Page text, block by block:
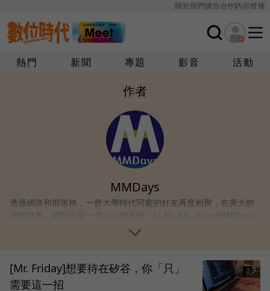
關於我們廣告合作內容授權
熱門 新聞 專題 影音 活動
作者
MMDays
透過網路和部落格，一群大學時代同窗的好友再度相聚，在廣大的
網路世界，開闢這樣一個小小的天地，以 Mr./Ms. Days(MMDays)
為名，希望每天都能夠跟大家分享我們的所見所聞。
[Mr. Friday]想要待在矽谷，你「只」
需要這一招